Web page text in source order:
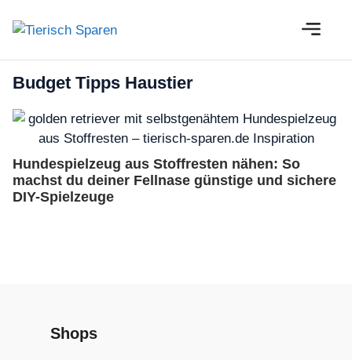
Inhalt
Budget Tipps Haustier
Hundespielzeug aus Stoffresten nähen: So
machst du deiner Fellnase günstige und sichere
DIY-Spielzeuge
Shops